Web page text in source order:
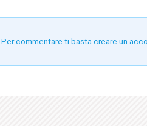
commentare ti basta creare un